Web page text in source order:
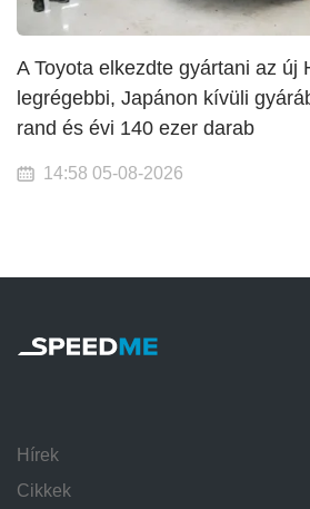
A Toyota elkezdte gyártani az új
legrégebbi, Japánon kívüli
rand és évi 140 ezer darab
14:58 05-08-2026
Hírek
Cikkek